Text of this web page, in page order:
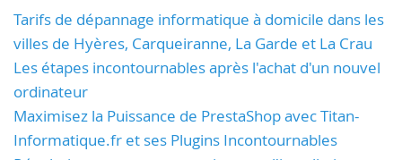
Tarifs de dépannage informatique à domicile dans les
villes de Hyères, Carqueiranne, La Garde et La Crau
Les étapes incontournables après l'achat d'un nouvel
ordinateur
Maximisez la Puissance de PrestaShop avec Titan-
Informatique.fr et ses Plugins Incontournables